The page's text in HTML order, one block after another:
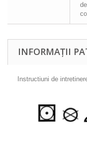
INFORMAȚII
Instructiuni de